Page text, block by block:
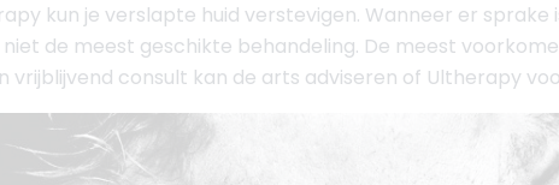
kun je verslapte huid verstevigen. Wanneer er sprake
de meest geschikte behandeling. De meest
vrijblijvend consult kan de arts adviseren of Ultherapy